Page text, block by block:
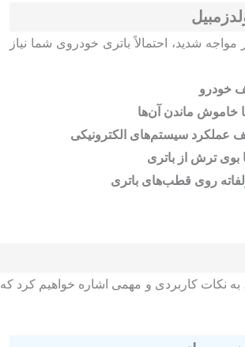
مواجه شدید، احتمالاً باتری خودروی شما نیاز
خودرو
خاموش ماندن آن‌ها
عملکرد سیستم‌های الکترونیکی
بوی ترش از باتری
روی قطب‌های باتری
نکات کاربردی و مهمی اشاره خواهیم کرد که